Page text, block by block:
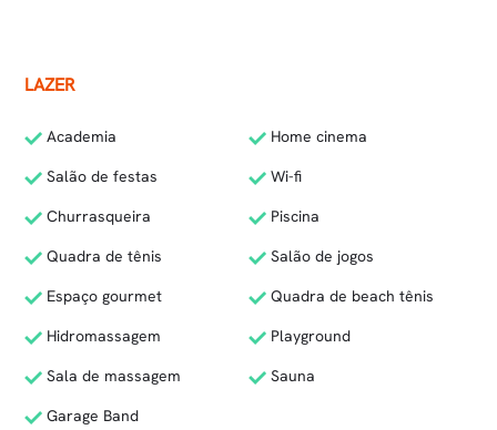
LAZER
Academia
Home cinema
Salão de festas
Wi-fi
Churrasqueira
Piscina
Quadra de tênis
Salão de jogos
Espaço gourmet
Quadra de beach tênis
Hidromassagem
Playground
Sala de massagem
Sauna
Garage Band